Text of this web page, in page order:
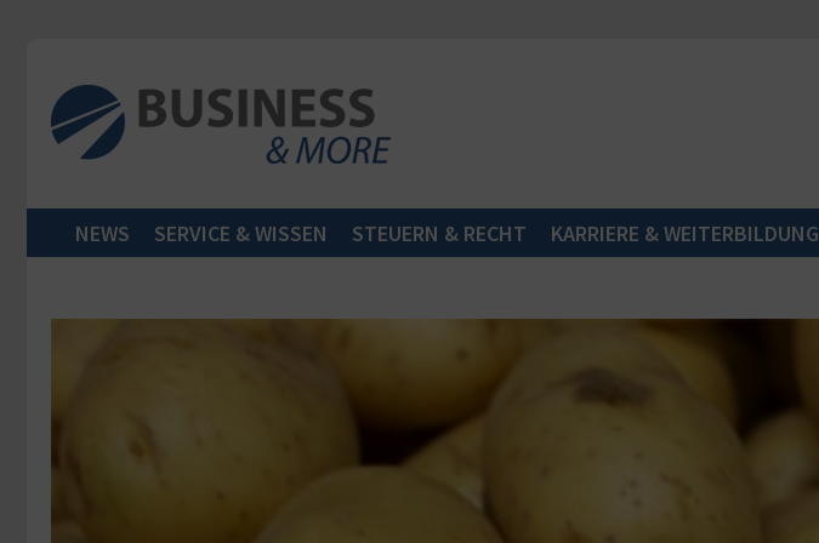
NEWS SERVICE & WISSEN STEUERN & RECHT KARRIERE & WEITERBILDUNG